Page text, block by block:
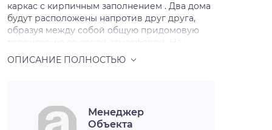
каркас с кирпичным заполнением . Два дома
будут расположены напротив друг друга,
образуя между собой общую придомовую
первых этажах в двух секциях расположатся
объекты коммерческой инфраструктуры.
территория комплекса огорожена по
периметру. Готовые квартиры с ремонтом –
Менеджер
Объекта